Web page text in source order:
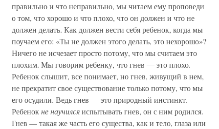
правильно и что неправильно, мы читаем ему проповеди
о том, что хорошо и что плохо, что он должен и что не
должен делать. Как должен вести себя ребенок, когда мы
поучаем его: «Ты не должен этого делать, это нехорошо»?
Ничего не исчезает просто потому, что мы считаем это
плохим. Мы говорим ребенку, что гнев — это плохо.
Ребенок слышит, все понимает, но гнев, живущий в нем,
не прекратит свое существование только потому, что мы
его осудили. Ведь гнев — это природный инстинкт.
Ребенокне научилсяиспытывать гнев, он с ним родился.
Гнев — такая же часть его существа, как и тело, глаза или